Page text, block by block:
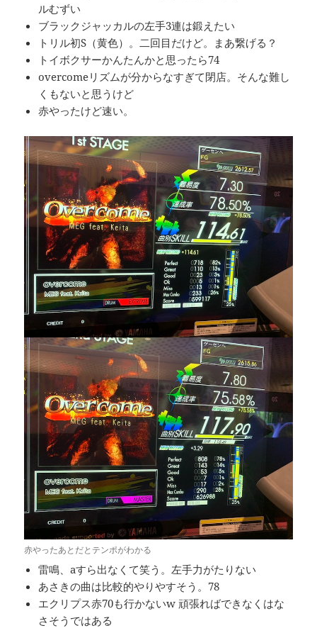
ルむずい
ブラックジャッカルの左手3連は鍛えたい
トリル初S（黄色）。二回目だけど。まあ繋げる？
トイボクサーかんたんかと思ったら74
overcomeリズムが分からなすぎて閉店。そんな難し
くもないと思うけど
赤やったけど速い。
赤やったあとだとテンポがわかる
雷鳴、aすら出なくて笑う。左手力がたりない
あさきの曲は比較的やりやすそう。78
エクリプス赤70も行かないw 頑張ればできなくはな
さそうではある